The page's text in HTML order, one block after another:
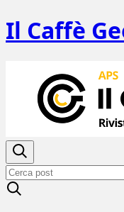
Il Caffè